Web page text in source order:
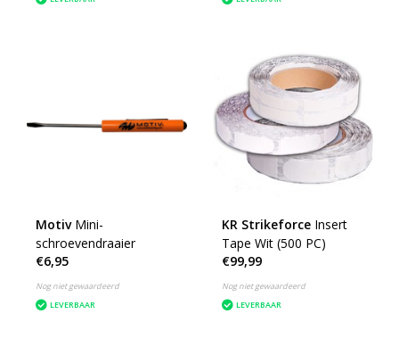
Motiv Mini-
schroevendraaier
€6,95
Nog niet gewaardeerd
LEVERBAAR
KR Strikeforce Insert
Tape Wit (500 PC)
€99,99
Nog niet gewaardeerd
LEVERBAAR